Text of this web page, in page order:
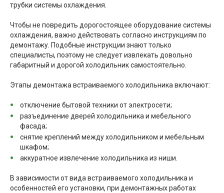
трубки системы охлаждения.
Чтобы не повредить дорогостоящее оборудование системы
охлаждения, важно действовать согласно инструкциям по
демонтажу. Подобные инструкции знают только
специалисты, поэтому не следует извлекать довольно
габаритный и дорогой холодильник самостоятельно.
Этапы демонтажа встраиваемого холодильника включают:
отключение бытовой техники от электросети;
разъединение дверей холодильника и мебельного
фасада;
снятие креплений между холодильником и мебельным
шкафом;
аккуратное извлечение холодильника из ниши.
В зависимости от вида встраиваемого холодильника и
особенностей его установки, при демонтажных работах